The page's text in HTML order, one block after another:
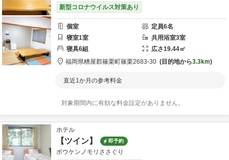
新型コロナウイルス対策あり
個室 定員6名
寝室1室 共用浴室3室
寝具6組 広さ19.44㎡
福岡県糟屋郡篠栗町篠栗2683-30 目的地から3.3km
直近1か月の参考料金
対象期間内に有効な料金設定がありません。
ホテル
【ツイン】 即予約
ボウケンノモリささぐり